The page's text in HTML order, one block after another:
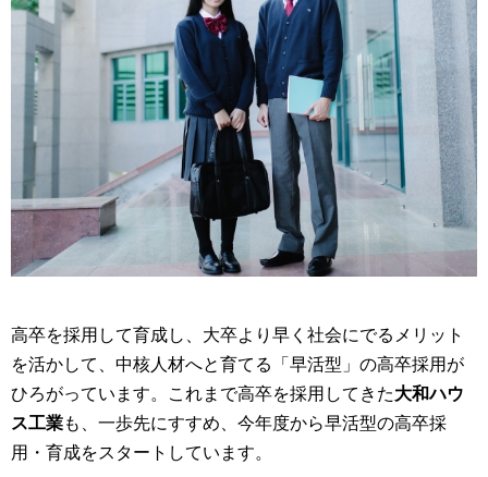
高卒を採用して育成し、大卒より早く社会にでるメリット
を活かして、中核人材へと育てる「早活型」の高卒採用が
ひろがっています。これまで高卒を採用してきた大和ハウ
ス工業も、一歩先にすすめ、今年度から早活型の高卒採
用・育成をスタートしています。